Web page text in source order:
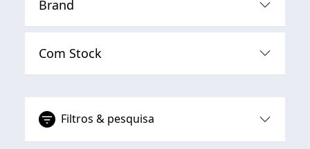
Filtros & pesquisa
Brand
Com Stock